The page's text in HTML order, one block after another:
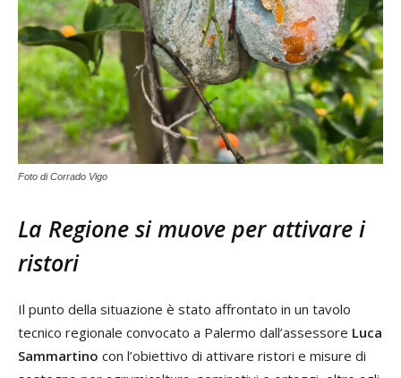
Foto di Corrado Vigo
La Regione si muove per attivare i
ristori
Il punto della situazione è stato affrontato in un tavolo
tecnico regionale convocato a Palermo dall’assessore Luca
Sammartino con l’obiettivo di attivare ristori e misure di